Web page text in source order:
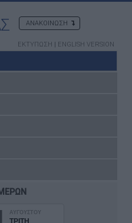
ΑΝΑΚΟΙΝΩΣΗ
ΕΚΤΥΠΩΣΗ | ENGLISH VERSION
ΑΥΓΟΥΣΤΟΥ
ΤΡΙΤΗ